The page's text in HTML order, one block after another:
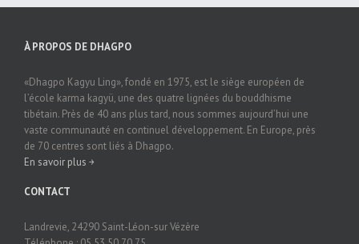
À PROPOS DE DHAGPO
«Dhagpo Kagyu Ling», fondé en 1975, est le siège européen de
l’école karma kagyü, une des quatre lignées du bouddhisme
tibétain. Près de 40 ans plus tard, nous sommes aujourd’hui une
vaste communauté en continuel développement. En Europe, près
de 70 centres sont liés à Dhagpo.
En savoir plus ￫
CONTACT
Landrevie, 24290 Saint-Léon-sur Vézère